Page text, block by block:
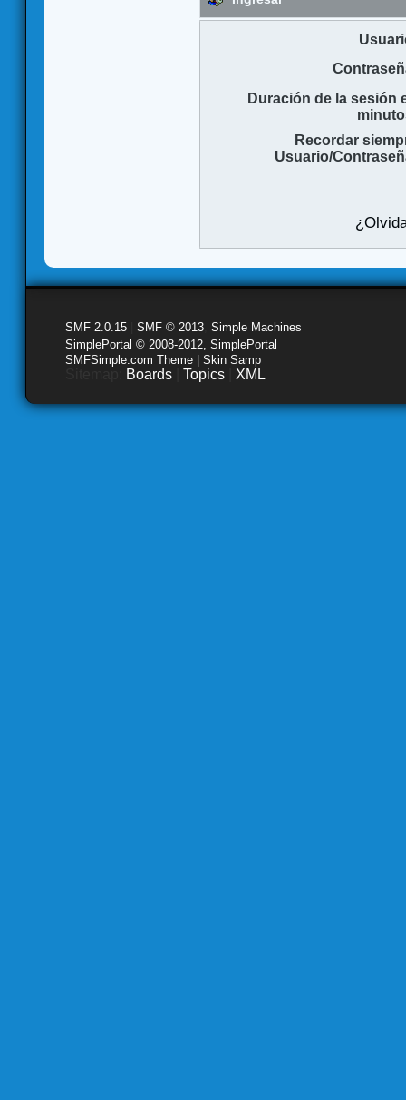
Duración de la sesión
Recordar
Usuario/
SMF 2.0.15 SMF © 2013 Simple Machines
SimplePortal © 2008-2012, SimplePortal
SMFSimple.com Theme | Skin Samp
Boards Topics XML